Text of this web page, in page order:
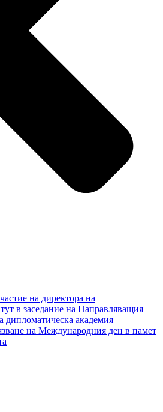
на директора на
в заседание на Направляващия
дипломатическа академия
на Международния ден в памет